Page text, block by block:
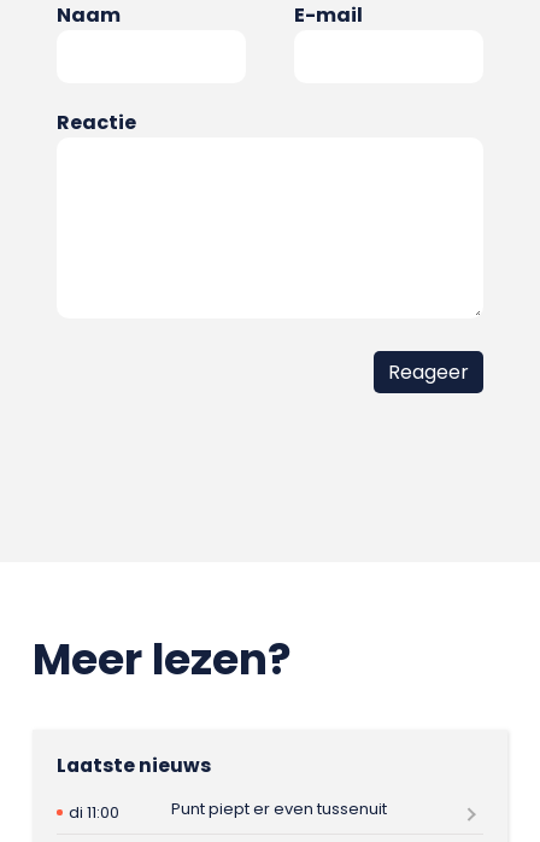
Naam E-mail
Reactie
Meer lezen?
Laatste nieuws
di 11:00
Punt piept er even tussenuit